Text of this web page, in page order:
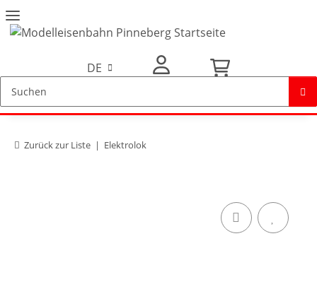
DE
Zurück zur Liste Elektrolok